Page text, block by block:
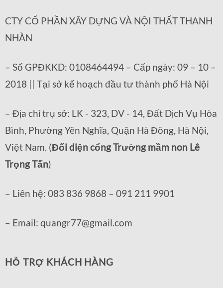
CTY CỔ PHẦN XÂY DỰNG VÀ NỘI THẤT THANH
NHÀN
– Số GPĐKKD: 0108464494 – Cấp ngày: 09 – 10 –
2018 || Tại sở kế hoạch đầu tư thành phố Hà Nội
– Địa chỉ trụ sở: LK - 323, DV - 14, Đất Dịch Vụ Hòa
Bình, Phường Yên Nghĩa, Quận Hà Đông, Hà Nội,
Việt Nam. (Đối diện cổng Trường mầm non Lê
Trọng Tấn)
– Liên hệ: 083 836 9868 – 091 211 9901
– Email: quangr77@gmail.com
HỖ TRỢ KHÁCH HÀNG